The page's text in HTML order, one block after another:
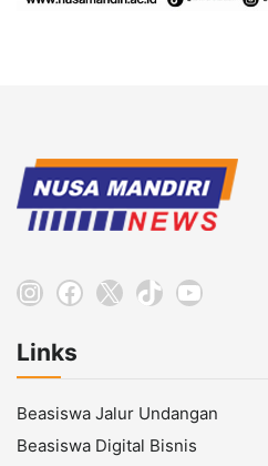
Instagram
Facebook
X TikTokYouTube
Links
Beasiswa Jalur Undangan
Beasiswa Digital Bisnis